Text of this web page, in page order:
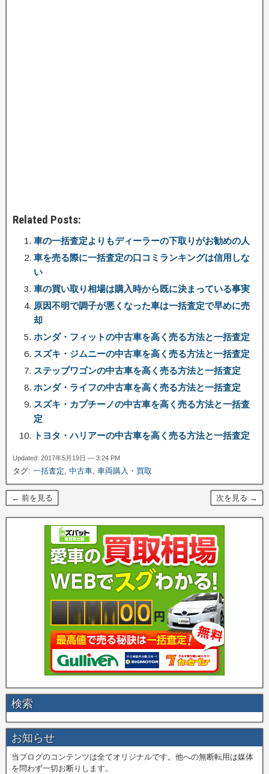
Related Posts:
車の一括査定よりもディーラーの下取りがお勧めの人
車を売る際に一括査定の口コミランキングは信用しな
い
車の買い取り相場は購入時から既に決まっている事実
原因不明で調子が悪くなった車は一括査定で早めに売
却
ホンダ・フィットの中古車を高く売る方法と一括査定
スズキ・ジムニーの中古車を高く売る方法と一括査定
ステップワゴンの中古車を高く売る方法と一括査定
ホンダ・ライフの中古車を高く売る方法と一括査定
スズキ・カプチーノの中古車を高く売る方法と一括査
定
トヨタ・ハリアーの中古車を高く売る方法と一括査定
Updated: 2017年5月19日 — 3:24 PM
タグ: 一括査定, 中古車, 車両購入・買取
← 前を見る 次を見る →
検索
お知らせ
当ブログのコンテンツは全てオリジナルです。他への無断転用は媒体
を問わず一切お断りします。